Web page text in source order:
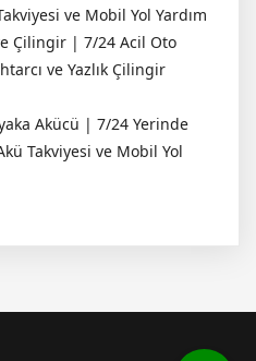
ve Mobil Yol Yardım
Çilingir | 7/24 Acil Oto
ve Yazlık Çilingir
Akücü | 7/24 Yerinde
Takviyesi ve Mobil Yol